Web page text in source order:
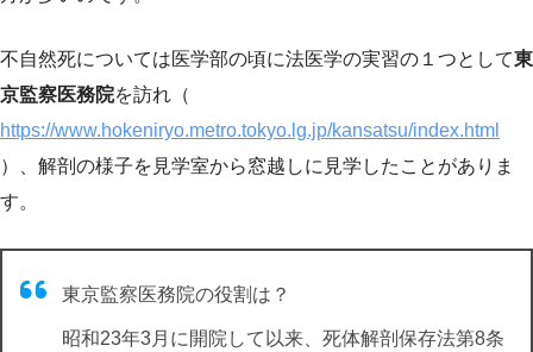
不自然死については医学部の頃に法医学の実習の１つとして東
京監察医務院を訪れ（
https://www.hokeniryo.metro.tokyo.lg.jp/kansatsu/index.html
）、解剖の様子を見学室から窓越しに見学したことがありま
す。
東京監察医務院の役割は？
昭和23年3月に開院して以来、死体解剖保存法第8条